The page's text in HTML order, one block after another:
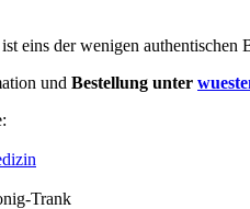
eins der wenigen authentischen
und Bestellung unter
Trank